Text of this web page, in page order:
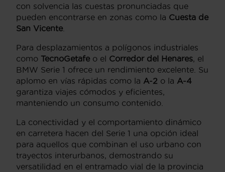
con solvencia las cuestas pronunciadas que
pueden encontrarse en zonas como la Cuesta de
San Vicente
Para desplazamientos a polígonos industriales
como TecnoGetafe o el Corredor del Henares , el
BMW Serie 1 ofrece un rendimiento excelente. Su
aplomo en vías rápidas como la A-2 o la A-4
garantiza viajes cómodos y eficientes,
manteniendo un consumo contenido.
La conectividad y el comportamiento dinámico
en carretera hacen del Serie 1 una opción ideal
para aquellos que combinan el uso urbano con
trayectos interurbanos, demostrando su
versatilidad en el entramado vial de la provincia